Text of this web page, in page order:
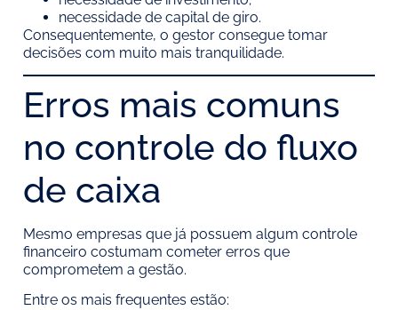
necessidade de capital de giro.
Consequentemente, o gestor consegue tomar
decisões com muito mais tranquilidade.
Erros mais comuns
no controle do fluxo
de caixa
Mesmo empresas que já possuem algum controle
financeiro costumam cometer erros que
comprometem a gestão.
Entre os mais frequentes estão: